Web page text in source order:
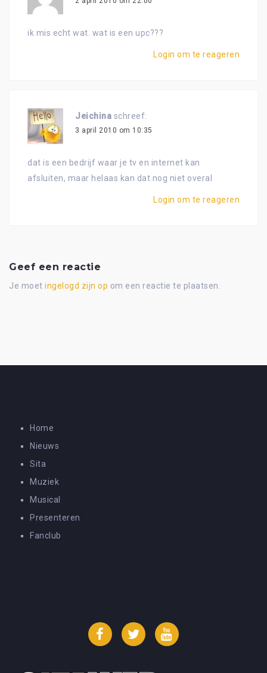
ik mis echt wat. wat is een upc???
Login om te reageren
Jeichina schreef:
3 april 2010 om 10:35
dat is een bedrijf waar je tv en internet kan
afsluiten, maar helaas kan dat nog niet overal
Login om te reageren
Geef een reactie
Je moet ingelogd zijn op om een reactie te plaatsen.
Home
Nieuws
Sita
Muziek
Musical
Presenteren
Fanclub
FacebookTwitter YouTube